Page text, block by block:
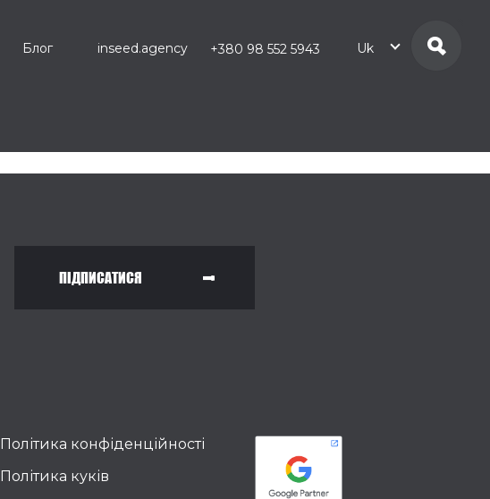
Блог inseed.agency +380 98 552 5943 Uk
ПІДПИСАТИСЯ
Політика конфіденційності
Політика куків